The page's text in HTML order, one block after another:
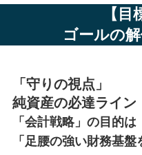
【目
ゴールの
「守りの視点」
純資産の必達ライン
「会計戦略」の目的は
「足腰の強い財務基盤